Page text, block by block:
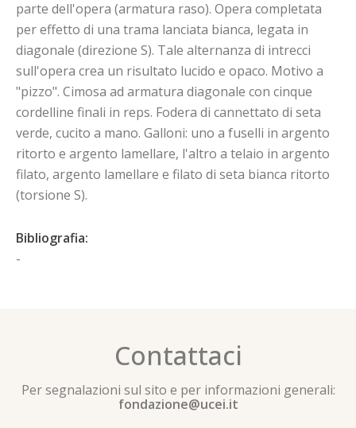
parte dell'opera (armatura raso). Opera completata
per effetto di una trama lanciata bianca, legata in
diagonale (direzione S). Tale alternanza di intrecci
sull'opera crea un risultato lucido e opaco. Motivo a
"pizzo". Cimosa ad armatura diagonale con cinque
cordelline finali in reps. Fodera di cannettato di seta
verde, cucito a mano. Galloni: uno a fuselli in argento
ritorto e argento lamellare, l'altro a telaio in argento
filato, argento lamellare e filato di seta bianca ritorto
(torsione S).
Bibliografia:
-
Contattaci
Per segnalazioni sul sito e per informazioni generali:
fondazione@ucei.it